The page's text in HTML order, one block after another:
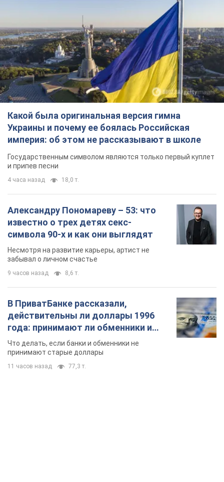
Какой была оригинальная версия гимна
Украины и почему ее боялась Российская
империя: об этом не рассказывают в школе
Государственным символом являются только первый куплет
и припев песни
4 часа назад 18,0 т.
Александру Пономареву – 53: что
известно о трех детях секс-
символа 90-х и как они выглядят
Несмотря на развитие карьеры, артист не
забывал о личном счастье
9 часов назад 8,6 т.
В ПриватБанке рассказали,
действительны ли доллары 1996
года: принимают ли обменники и
банки такие купюры
Что делать, если банки и обменники не
принимают старые доллары
11 часов назад 77,3 т.